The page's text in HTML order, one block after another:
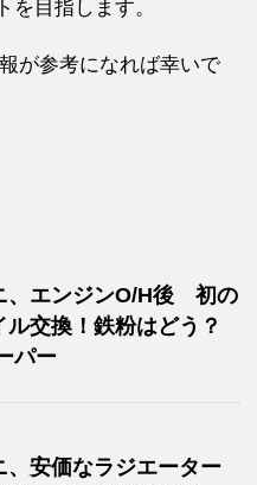
を目指します。
が参考になれば幸いで
、エンジンO/H後 初の
ル交換！鉄粉はどう？
パー
、安価なラジエーター